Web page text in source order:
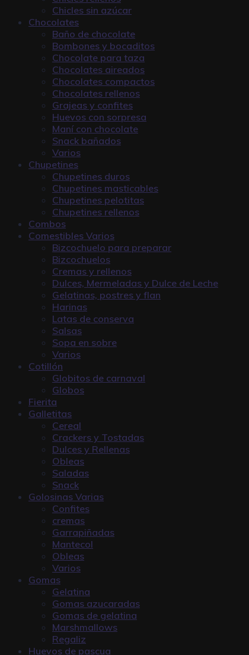
Chicles sin azúcar
Chocolates
Baño de chocolate
Bombones y bocaditos
Chocolate para taza
Chocolates aireados
Chocolates compactos
Chocolates rellenos
Grajeas y confites
Huevos con sorpresa
Maní con chocolate
Snack bañados
Varios
Chupetines
Chupetines duros
Chupetines masticables
Chupetines pelotitas
Chupetines rellenos
Combos
Comestibles Varios
Bizcochuelo para preparar
Bizcochuelos
Cremas y rellenos
Dulces, Mermeladas y Dulce de Leche
Gelatinas, postres y flan
Harinas
Latas de conserva
Salsas
Sopa en sobre
Varios
Cotillón
Globitos de carnaval
Globos
Fierita
Galletitas
Cereal
Crackers y Tostadas
Dulces y Rellenas
Obleas
Saladas
Snack
Golosinas Varias
Confites
cremas
Garrapiñadas
Mantecol
Obleas
Varios
Gomas
Gelatina
Gomas azucaradas
Gomas de gelatina
Marshmallows
Regaliz
Huevos de pascua